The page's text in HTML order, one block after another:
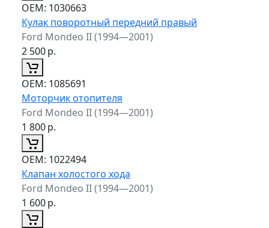
ОЕМ: 1030663
Кулак поворотный передний правый
Ford Mondeo II (1994—2001)
2 500р.
ОЕМ: 1085691
Моторчик отопителя
Ford Mondeo II (1994—2001)
1 800р.
ОЕМ: 1022494
Клапан холостого хода
Ford Mondeo II (1994—2001)
1 600р.